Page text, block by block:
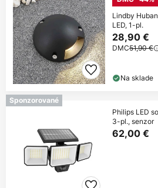
Lindby
LED, 1-pl.
28,90 €
DMC51,90 €
Na sklade
Sponzorované
Philips LED
3-pl., senzor
62,00 €